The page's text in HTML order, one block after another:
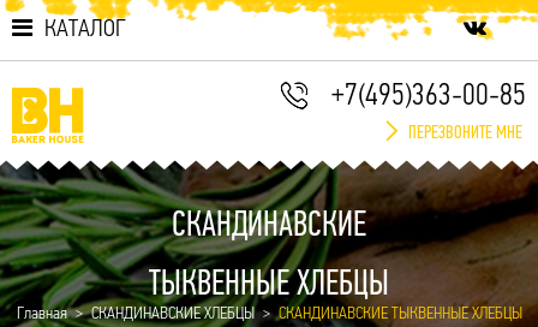
КАТАЛОГ
+7(495)363-00-85
ПЕРЕЗВОНИТЕ МНЕ
СКАНДИНАВСКИЕ
ТЫКВЕННЫЕ ХЛЕБЦЫ
Главная СКАНДИНАВСКИЕ ХЛЕБЦЫ СКАНДИНАВСКИЕ ТЫКВЕННЫЕ ХЛЕБЦЫ